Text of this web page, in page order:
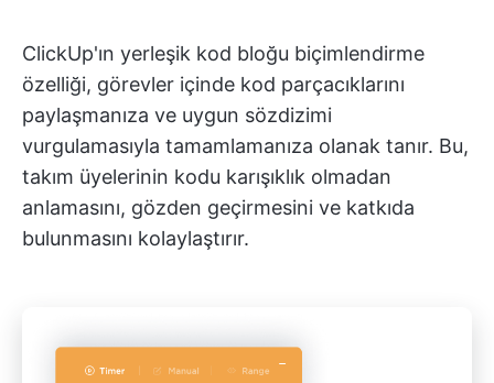
ClickUp'ın yerleşik kod bloğu biçimlendirme
özelliği, görevler içinde kod parçacıklarını
paylaşmanıza ve uygun sözdizimi
vurgulamasıyla tamamlamanıza olanak tanır. Bu,
takım üyelerinin kodu karışıklık olmadan
anlamasını, gözden geçirmesini ve katkıda
bulunmasını kolaylaştırır.